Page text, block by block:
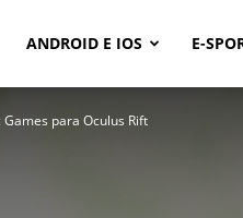
ANDROID E IOS E-
para Oculus Rift